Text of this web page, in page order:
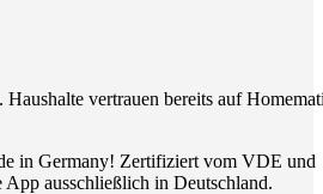
vertrauen bereits auf
in Germany! Zertifiziert vom VDE und
App ausschließlich in Deutschland.